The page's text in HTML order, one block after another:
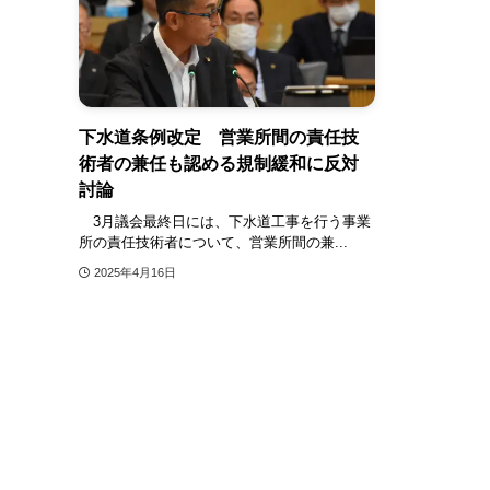
下水道条例改定 営業所間の責任技
術者の兼任も認める規制緩和に反対
討論
3月議会最終日には、下水道工事を行う事業
所の責任技術者について、営業所間の兼...
2025年4月16日